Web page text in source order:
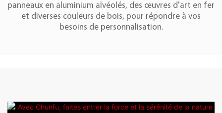
panneaux en aluminium alvéolés, des œuvres d'art en fer
et diverses couleurs de bois, pour répondre à vos
besoins de personnalisation.